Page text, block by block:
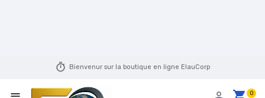
timer Bienvenur sur la boutique en ligne ElauCorp
0